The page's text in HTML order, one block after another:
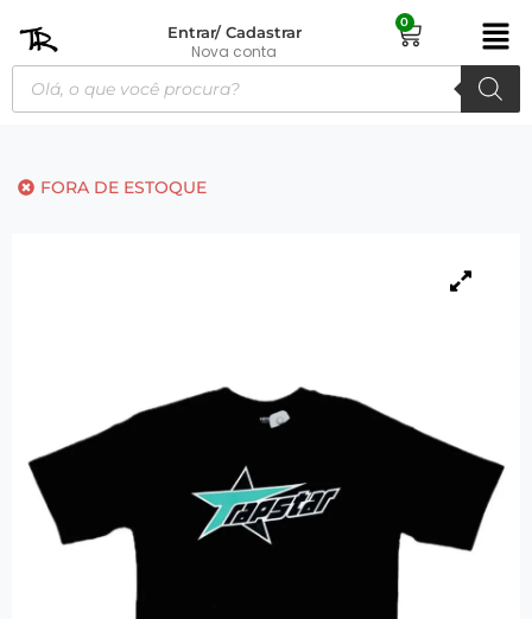
Entrar/ Cadastrar
Nova conta
0
FORA DE ESTOQUE